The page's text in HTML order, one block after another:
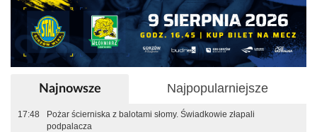
Najnowsze Najpopularniejsze
17:48
Pożar ścierniska z balotami słomy. Świadkowie złapali
podpalacza